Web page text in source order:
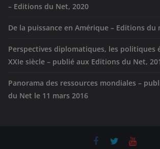
– Editions du Net, 2020
De la puissance en Amérique – Editions du
Perspectives diplomatiques, les politiques
XXIe siècle – publié aux Editions du Net,
Panorama des ressources mondiales –
du Net le 11 mars 2016